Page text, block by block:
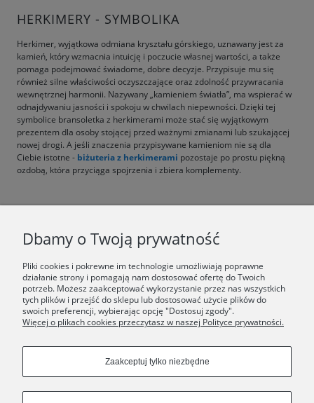
HERKIMERY - SYMBOLIKA
Herkimer, wyjątkowa odmiana kryształu górskiego, uznawany jest za
kamień, który wzmacnia intuicję i poczucie własnej wartości, a także
pomaga podejmować świadome, dobre decyzje. Przypisuje mu się
również silne właściwości oczyszczające oraz zdolność przywracania
wewnętrznej harmonii. Nazywany „kamieniem światła”, ma wspierać w
odnajdywaniu jasności i spokoju w chwilach niepewności. Dzięki tej
symbolice bransoletka z herkimerami może stać się wyjątkowym
prezentem dla osoby stojącej przed ważnymi zmianami lub szukającej
nowej drogi. A jeśli znaczenia przypisywane kamieniom nie są dla
Ciebie istotne - biżuteria z herkimerami pozostaje po prostu piękną
ozdobą, która przyciąga spojrzenia i zbiera komplementy.
ŚWIAT ORSKA
Dołącz do nas:
Copyrights © 2024 - ORSKA
Dbamy o Twoją prywatność
Pliki cookies i pokrewne im technologie umożliwiają poprawne
działanie strony i pomagają nam dostosować ofertę do Twoich
potrzeb. Możesz zaakceptować wykorzystanie przez nas wszystkich
tych plików i przejść do sklepu lub dostosować użycie plików do
swoich preferencji, wybierając opcję "Dostosuj zgody".
Więcej o plikach cookies przeczytasz w naszej Polityce prywatności.
Zaakceptuj tylko niezbędne